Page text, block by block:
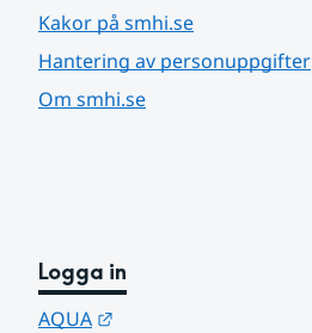
Kakor på smhi.se
Hantering av personuppgifter
Om smhi.se
Logga in
AQUA